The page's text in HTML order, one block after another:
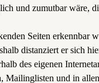
und zumutbar wäre,
Seiten erkennbar
distanziert er sich
des eigenen
und in